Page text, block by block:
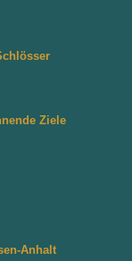
Ziele
Anhalt